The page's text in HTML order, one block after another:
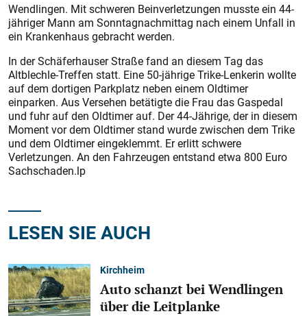
Wendlingen. Mit schweren Beinverletzungen musste ein 44-
jähriger Mann am Sonntagnachmittag nach einem Unfall in
ein Krankenhaus gebracht werden.
In der Schäferhauser Straße fand an diesem Tag das
Altblechle-Treffen statt. Eine 50-jährige Trike-Lenkerin wollte
auf dem dortigen Parkplatz neben einem Oldtimer
einparken. Aus Versehen betätigte die Frau das Gaspedal
und fuhr auf den Oldtimer auf. Der 44-Jährige, der in diesem
Moment vor dem Oldtimer stand wurde zwischen dem Trike
und dem Oldtimer eingeklemmt. Er erlitt schwere
Verletzungen. An den Fahrzeugen entstand etwa 800 Euro
Sachschaden.lp
LESEN SIE AUCH
Kirchheim
Auto schanzt bei Wendlingen
über die Leitplanke